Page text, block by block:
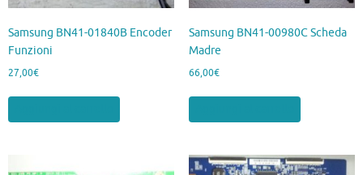
Samsung BN41-01840B Encoder
Funzioni
27,00€
Samsung BN41-00980C Scheda
Madre
66,00€